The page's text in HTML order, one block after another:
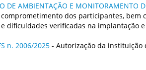
DE AMBIENTAÇÃO E MONITORAMENTO
dos participantes, bem
dificuldades verificadas na implantação e
n. 2006/2025 - Autorização da instituição